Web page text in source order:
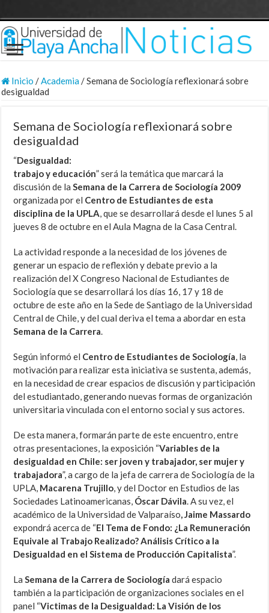
Inicio /Academia/Semana de Sociología reflexionará sobre
desigualdad
Semana de Sociología reflexionará sobre
desigualdad
“Desigualdad:
trabajo y educación” será la temática que marcará la
discusión de laSemana de la Carrera de Sociología 2009
organizada por el Centro de Estudiantes de esta
disciplina de la UPLA, que se desarrollará desde el lunes 5 al
jueves 8 de octubre en el Aula Magna de la Casa Central.
La actividad responde a la necesidad de los jóvenes de
generar un espacio de reflexión y debate previo a la
realización del X Congreso Nacional de Estudiantes de
Sociología que se desarrollará los días 16, 17 y 18 de
octubre de este año en la Sede de Santiago de la Universidad
Central de Chile, y del cual deriva el tema a abordar en esta
Semana de la Carrera.
Según informó el Centro de Estudiantes de Sociología, la
motivación para realizar esta iniciativa se sustenta, además,
en la necesidad de crear espacios de discusión y participación
del estudiantado, generando nuevas formas de organización
universitaria vinculada con el entorno social y sus actores.
De esta manera, formarán parte de este encuentro, entre
otras presentaciones, la exposición “Variables de la
desigualdad en Chile: ser joven y trabajador, ser mujer y
trabajadora”, a cargo de la jefa de carrera de Sociología de la
UPLA, Macarena Trujillo, y del Doctor en Estudios de las
Sociedades Latinoamericanas, Óscar Dávila. A su vez, el
académico de la Universidad de Valparaíso, Jaime Massardo
expondrá acerca de “El Tema de Fondo: ¿La Remuneración
Equivale al Trabajo Realizado? Análisis Crítico a la
Desigualdad en el Sistema de Producción Capitalista”.
LaSemana de la Carrera de Sociología dará espacio
también a la participación de organizaciones sociales en el
panel “Victimas de la Desigualdad: La Visión de los